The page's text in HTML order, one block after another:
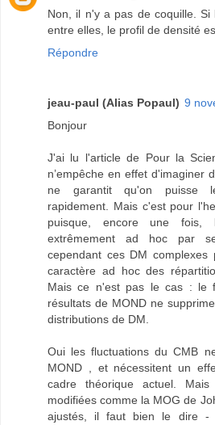
Non, il n'y a pas de coquille. Si
entre elles, le profil de densité
Répondre
jeau-paul (Alias Popaul) 9
Bonjour
J'ai lu l'article de Pour la
n’empêche en effet d'imaginer
ne garantit qu'on puisse
rapidement. Mais c'est pour
puisque, encore une
extrêmement ad hoc par
cependant ces DM
caractère ad hoc des
Mais ce n'est pas le cas : le
résultats de MOND ne
distributions de DM.
Oui les fluctuations du CMB
MOND , et nécessitent un
cadre théorique actuel.
modifiées comme la MOG de
ajustés, il faut bien le dire -